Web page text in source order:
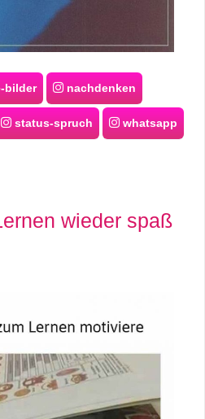
bilder nachdenken
status-spruch whatsapp
wieder spaß